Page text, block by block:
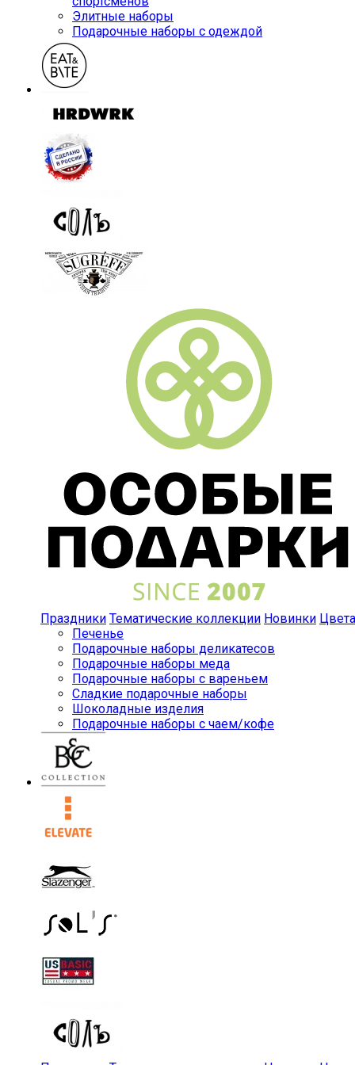
Элитные наборы
Подарочные наборы с одеждой
Праздники Тематические коллекции Новинки Цвета
Печенье
Подарочные наборы деликатесов
Подарочные наборы меда
Подарочные наборы с вареньем
Сладкие подарочные наборы
Шоколадные изделия
Подарочные наборы с чаем/кофе